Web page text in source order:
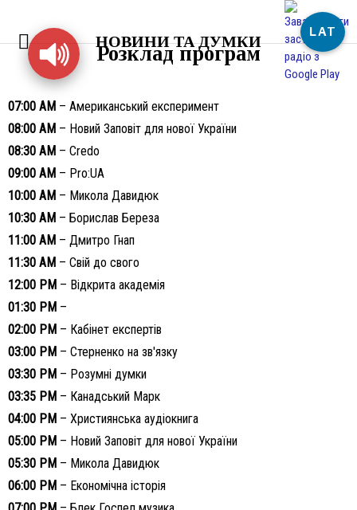
НОВИНИ ТА ДУМКИ
Розклад програм
07:00 AM – Американський експеримент
08:00 AM – Новий Заповіт для нової України
08:30 AM – Credo
09:00 AM – Pro:UA
10:00 AM – Микола Давидюк
10:30 AM – Борислав Береза
11:00 AM – Дмитро Гнап
11:30 AM – Свій до свого
12:00 PM – Відкрита академія
01:30 PM –
02:00 PM – Кабінет експертів
03:00 PM – Стерненко на зв'язку
03:30 PM – Розумні думки
03:35 PM – Канадський Марк
04:00 PM – Християнська аудіокнига
05:00 PM – Новий Заповіт для нової України
05:30 PM – Микола Давидюк
06:00 PM – Економічна історія
LAT